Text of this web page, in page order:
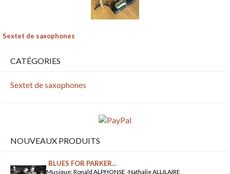
Sextet de saxophones
CATÉGORIES
Sextet de saxophones
NOUVEAUX PRODUITS
BLUES FOR PARKER...
Musique: Ronald ALPHONSE -Nathalie ALLILAIRE